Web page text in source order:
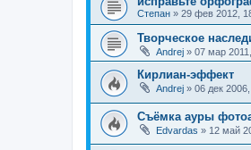
Степан » 29 фев 2012,
Творческое
Andrej » 07 мар
Кирлиан-эффект
Andrej » 06 дек
Съёмка ауры
Edvardas » 12 май